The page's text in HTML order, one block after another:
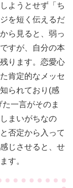
ようとせず「ち
を短く伝えるだ
ら見ると、弱っ
すが、自分の本
ります。恋愛心
肯定的なメッセ
られており(感
一言がそのま
まいがちなの
否定から入って
じさせると、せ
す。